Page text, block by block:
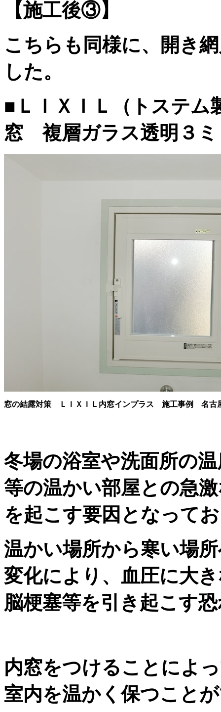
【施工後③】
こちらも同様に、開き
した。
■ＬＩＸＩＬ（トステ
窓 複層ガラス透明３
窓の結露対策 ＬＩＸＩＬ内窓インプラス 施工事例 名古
冬場の浴室や洗面所の
等の温かい部屋との急
を起こす要因となって
温かい場所から寒い場
変化により、血圧に大
脳梗塞等を引き起こす
内窓をつけることによ
室内を温かく保つこと